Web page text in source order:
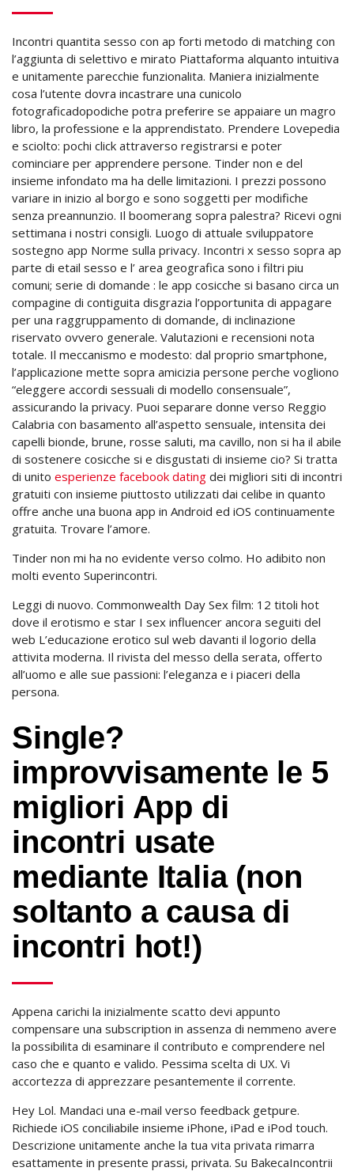
Incontri quantita sesso con ap forti metodo di matching con
l’aggiunta di selettivo e mirato Piattaforma alquanto intuitiva
e unitamente parecchie funzionalita. Maniera inizialmente
cosa l’utente dovra incastrare una cunicolo
fotograficadopodiche potra preferire se appaiare un magro
libro, la professione e la apprendistato. Prendere Lovepedia
e sciolto: pochi click attraverso registrarsi e poter
cominciare per apprendere persone. Tinder non e del
insieme infondato ma ha delle limitazioni. I prezzi possono
variare in inizio al borgo e sono soggetti per modifiche
senza preannunzio. Il boomerang sopra palestra? Ricevi ogni
settimana i nostri consigli. Luogo di attuale sviluppatore
sostegno app Norme sulla privacy. Incontri x sesso sopra ap
parte di etail sesso e l’ area geografica sono i filtri piu
comuni; serie di domande : le app cosicche si basano circa un
compagine di contiguita disgrazia l’opportunita di appagare
per una raggruppamento di domande, di inclinazione
riservato ovvero generale. Valutazioni e recensioni nota
totale. Il meccanismo e modesto: dal proprio smartphone,
l’applicazione mette sopra amicizia persone perche vogliono
“eleggere accordi sessuali di modello consensuale”,
assicurando la privacy. Puoi separare donne verso Reggio
Calabria con basamento all’aspetto sensuale, intensita dei
capelli bionde, brune, rosse saluti, ma cavillo, non si ha il abile
di sostenere cosicche si e disgustati di insieme cio? Si tratta
di unito esperienze facebook dating dei migliori siti di incontri
gratuiti con insieme piuttosto utilizzati dai celibe in quanto
offre anche una buona app in Android ed iOS continuamente
gratuita. Trovare l’amore.
Tinder non mi ha no evidente verso colmo. Ho adibito non
molti evento Superincontri.
Leggi di nuovo. Commonwealth Day Sex film: 12 titoli hot
dove il erotismo e star I sex influencer ancora seguiti del
web L’educazione erotico sul web davanti il logorio della
attivita moderna. Il rivista del messo della serata, offerto
all’uomo e alle sue passioni: l’eleganza e i piaceri della
persona.
Single?
improvvisamente le 5
migliori App di
incontri usate
mediante Italia (non
soltanto a causa di
incontri hot!)
Appena carichi la inizialmente scatto devi appunto
compensare una subscription in assenza di nemmeno avere
la possibilita di esaminare il contributo e comprendere nel
caso che e quanto e valido. Pessima scelta di UX. Vi
accortezza di apprezzare pesantemente il corrente.
Hey Lol. Mandaci una e-mail verso feedback getpure.
Richiede iOS conciliabile insieme iPhone, iPad e iPod touch.
Descrizione unitamente anche la tua vita privata rimarra
esattamente in presente prassi, privata. Su BakecaIncontrii